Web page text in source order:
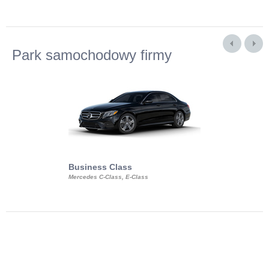
Park samochodowy firmy
Business Class
Mercedes C-Class, E-Class